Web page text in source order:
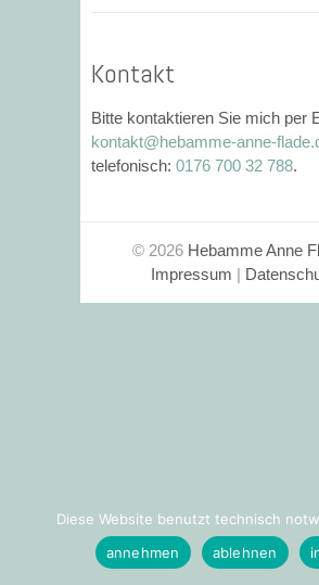
Kontakt
Bitte kontaktieren Sie mich per
kontakt@hebamme-anne-
telefonisch: 0176 700 32 788.
© 2026 Hebamme Anne
Impressum |
Diese Website benutzt technisch
annehmen
ablehnen